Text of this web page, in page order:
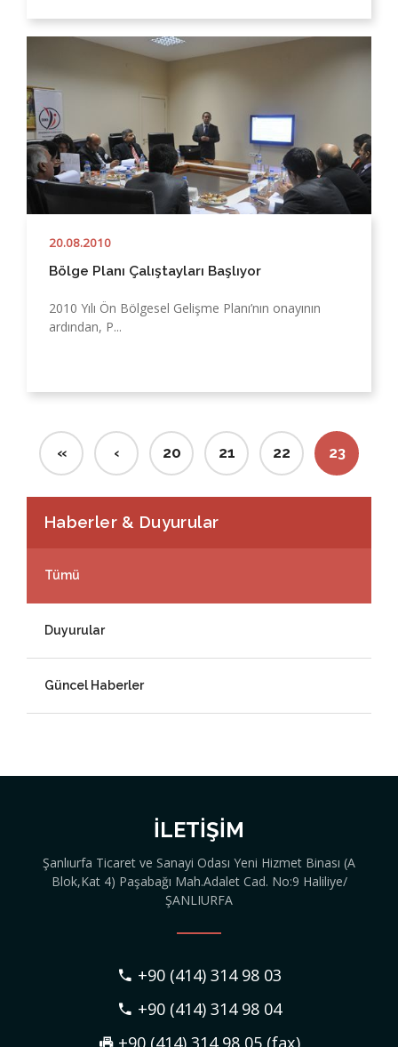
20.08.2010
Bölge Planı Çalıştayları Başlıyor
2010 Yılı Ön Bölgesel Gelişme Planı’nın onayının
ardından, P...
« ‹ 20 21 22 23
Haberler & Duyurular
Tümü
Duyurular
Güncel Haberler
İLETIŞIM
Şanlıurfa Ticaret ve Sanayi Odası Yeni Hizmet Binası (A
Blok,Kat 4) Paşabağı Mah.Adalet Cad. No:9 Haliliye/
ŞANLIURFA
+90 (414) 314 98 03
+90 (414) 314 98 04
+90 (414) 314 98 05 (fax)